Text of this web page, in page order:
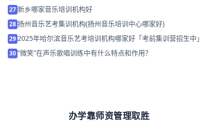
27新乡哪家音乐培训机构好
28扬州音乐艺考集训机构(扬州音乐培训中心哪家好)
292025年哈尔滨音乐艺考培训机构哪家好「考前集训营招生中」
30“微笑”在声乐歌唱训练中有什么特点和作用？
办学靠师资管理取胜